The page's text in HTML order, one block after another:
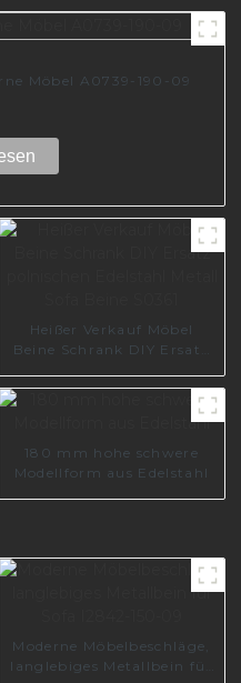
Möbel A0739-190-09
Heißer Verkauf Möbel
Beine Schrank DIY Ersatz
Metall Sofa Beine S0361
180 mm hohe schwere
Modellform aus Edelstahl
Moderne Möbelbeschläge,
langlebiges Metallbein für